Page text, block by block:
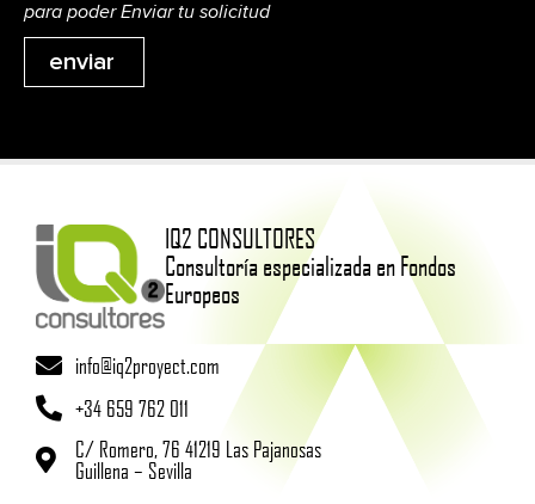
para poder Enviar tu solicitud
enviar
IQ2 CONSULTORES
Consultoría especializada en Fondos
Europeos
info@iq2proyect.com
+34 659 762 011
C/ Romero, 76 41219 Las Pajanosas
Guillena – Sevilla